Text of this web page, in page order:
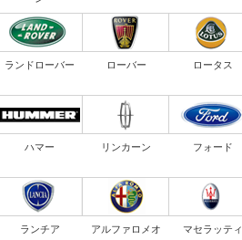
ランドローバー ローバー ロータス
ハマー リンカーン フォード
ランチア アルファロメオ マセラッティ